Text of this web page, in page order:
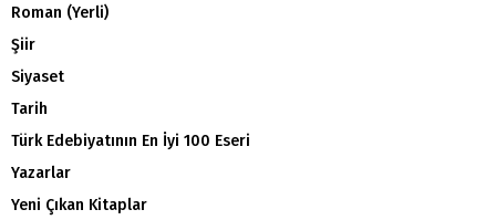
Roman (Yerli)
Şiir
Siyaset
Tarih
Türk Edebiyatının En İyi 100 Eseri
Yazarlar
Yeni Çıkan Kitaplar